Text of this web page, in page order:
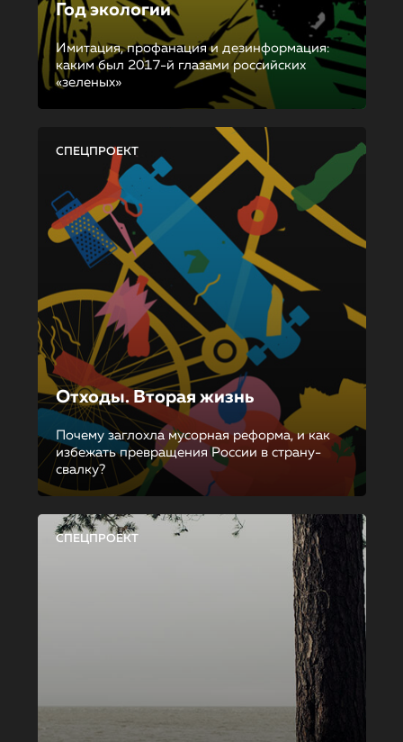
Год экологии
Имитация, профанация и дезинформация:
каким был 2017-й глазами российских
«зеленых»
СПЕЦПРОЕКТ
Отходы. Вторая жизнь
Почему заглохла мусорная реформа, и как
избежать превращения России в страну-
свалку?
СПЕЦПРОЕКТ